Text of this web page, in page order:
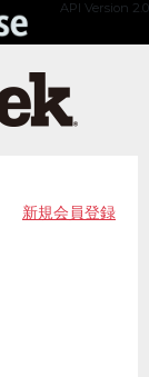
API Version 2.0
新規会員登録